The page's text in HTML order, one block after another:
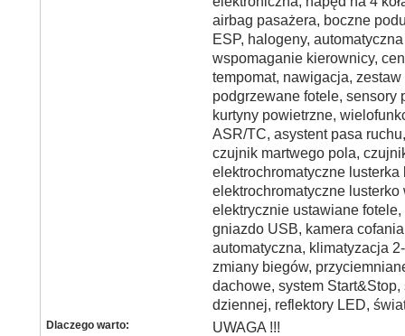
airbag pasażera, boczne
ESP, halogeny,
wspomaganie kierownicy,
tempomat, nawigacja,
podgrzewane fotele, sensory
kurtyny powietrzne,
ASR/TC, asystent pasa
czujnik martwego pola,
elektrochromatyczne lusterka
elektrochromatyczne lusterko
elektrycznie ustawiane
gniazdo USB, kamera
automatyczna, klimatyzacja
zmiany biegów,
dachowe, system Start&Stop,
dziennej, reflektory LED,
Dlaczego warto: UWAGA !!!